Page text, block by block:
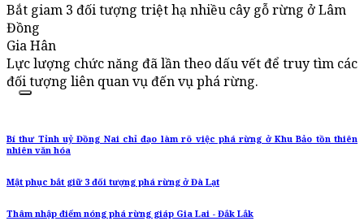
Bắt giam 3 đối tượng triệt hạ nhiều cây gỗ rừng ở Lâm
Đồng
Gia Hân
Lực lượng chức năng đã lần theo dấu vết để truy tìm các
đối tượng liên quan vụ đến vụ phá rừng.
Bí thư Tỉnh uỷ Đồng Nai chỉ đạo làm rõ việc phá rừng ở Khu Bảo tồn thiên
nhiên văn hóa
Mật phục bắt giữ 3 đối tượng phá rừng ở Đà Lạt
Thâm nhập điểm nóng phá rừng giáp Gia Lai - Đắk Lắk